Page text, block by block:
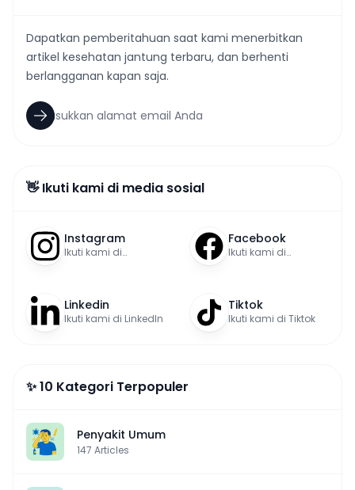
Dapatkan pemberitahuan saat kami menerbitkan
artikel kesehatan jantung terbaru, dan berhenti
berlangganan kapan saja.
👋 Ikuti kami di media sosial
Instagram
Ikuti kami di
Facebook
Ikuti kami di
Linkedin
Ikuti kami di LinkedIn
Tiktok
Ikuti kami di Tiktok
✨ 10 Kategori Terpopuler
Penyakit Umum
147 Articles